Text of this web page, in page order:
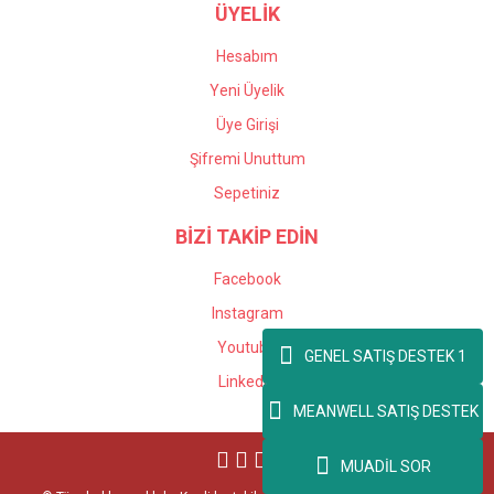
ÜYELİK
Hesabım
Yeni Üyelik
Üye Girişi
Şifremi Unuttum
Sepetiniz
BİZİ TAKİP EDİN
Facebook
Instagram
Youtube
Linkedin
GENEL SATIŞ DESTEK 1
MEANWELL SATIŞ DESTEK
MUADİL SOR